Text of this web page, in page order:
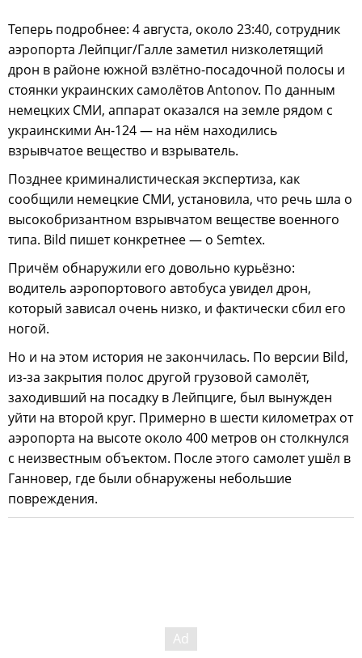
Теперь подробнее: 4 августа, около 23:40, сотрудник
аэропорта Лейпциг/Галле заметил низколетящий
дрон в районе южной взлётно-посадочной полосы и
стоянки украинских самолётов Antonov. По данным
немецких СМИ, аппарат оказался на земле рядом с
украинскими Ан-124 — на нём находились
взрывчатое вещество и взрыватель.
Позднее криминалистическая экспертиза, как
сообщили немецкие СМИ, установила, что речь шла о
высокобризантном взрывчатом веществе военного
типа. Bild пишет конкретнее — о Semtex.
Причём обнаружили его довольно курьёзно:
водитель аэропортового автобуса увидел дрон,
который зависал очень низко, и фактически сбил его
ногой.
Но и на этом история не закончилась. По версии Bild,
из-за закрытия полос другой грузовой самолёт,
заходивший на посадку в Лейпциге, был вынужден
уйти на второй круг. Примерно в шести километрах от
аэропорта на высоте около 400 метров он столкнулся
с неизвестным объектом. После этого самолет ушёл в
Ганновер, где были обнаружены небольшие
повреждения.